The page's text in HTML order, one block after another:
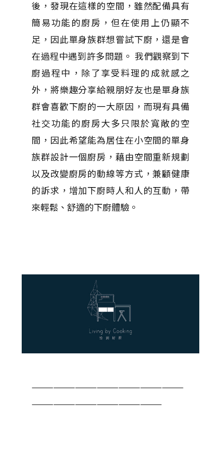
後，發現在這樣的空間，雖然配備具有
簡易功能的廚房，但在使用上仍顯不
足，因此單身族群想嘗試下廚，還是會
在過程中遇到許多問題。 我們觀察到下
廚過程中，除了享受料理的成就感之
外，將樂趣分享給親朋好友也是單身族
群會喜歡下廚的一大原因，而現有具備
社交功能的廚房大多只限於寬敞的空
間，因此希望能為居住在小空間的單身
族群設計一個廚房，藉由空間重新規劃
以及改變廚房的動線等方式，兼顧健康
的訴求，增加下廚時人和人的互動，帶
來輕鬆、舒適的下廚體驗。
—————————————————————
——————————————————